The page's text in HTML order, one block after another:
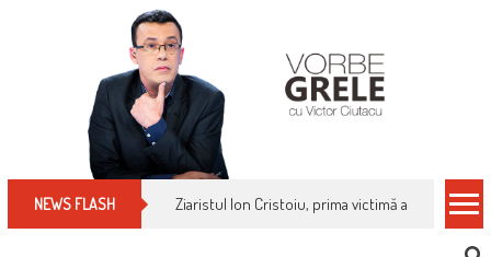
NEWS FLASH Ziaristul Ion Cristoiu, prima victimă a noi